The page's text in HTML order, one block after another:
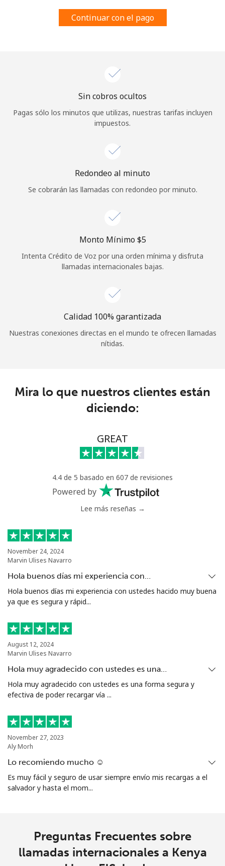
Únete
¡Hola!
Inicia sesión oREGÍSTRATE →
¿Olvidaste tu contraseña? →
Continuar con
Continuar con el pago
Sin cobros ocultos
Pagas sólo los minutos que utilizas, nuestras tarifas incluyen
impuestos.
Redondeo al minuto
Se cobrarán las llamadas con redondeo por minuto.
Monto Mínimo ⁦$5⁩
Intenta Crédito de Voz por una orden mínima y disfruta
llamadas internacionales bajas.
Calidad 100% garantizada
Nuestras conexiones directas en el mundo te ofrecen llamadas
nítidas.
Mira lo que nuestros clientes están
diciendo:
GREAT
4.4 de 5 basado en 607 de revisiones
Powered by
Lee más reseñas →
November 24, 2024
Marvin Ulises Navarro
Hola buenos días mi experiencia con…
Hola buenos días mi experiencia con ustedes hacido muy buena
ya que es segura y rápid...
August 12, 2024
Marvin Ulises Navarro
Hola muy agradecido con ustedes es una…
Hola muy agradecido con ustedes es una forma segura y
efectiva de poder recargar vía ...
November 27, 2023
Aly Morh
Lo recomiendo mucho ☺️
Es muy fácil y seguro de usar siempre envío mis recargas a el
salvador y hasta el mom...
Preguntas Frecuentes sobre
llamadas internacionales a Kenya